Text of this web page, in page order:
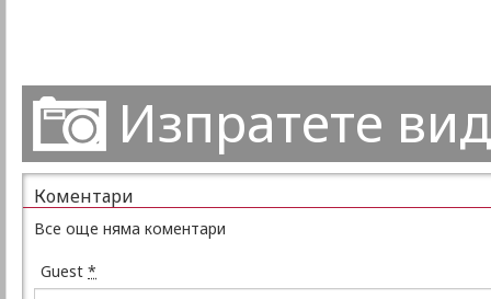
Изпратете
Коментари
Все още няма коментари
Guest *